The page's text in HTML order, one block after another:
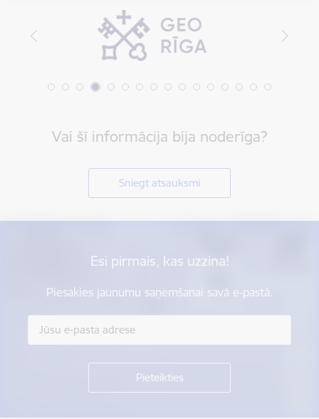
Vai šī informācija bija noderīga?
Sniegt atsauksmi
Esi pirmais, kas uzzina!
Piesakies jaunumu saņemšanai savā e-pastā.